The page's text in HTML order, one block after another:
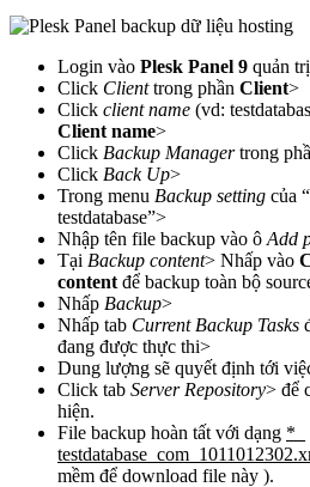
Login vào Plesk Panel 9 quản
Click Clienttrong phần Client>
Click client name (vd:
Client name>
Click Backup Managertrong
Click Back Up>
Trong menu Backup setting của
testdatabase”>
Nhập tên file backup vào ô Add
Tại Backup content> Nhấp vào
content để backup toàn bộ
Nhấp Backup>
Nhấp tab Current Backup Tasks
đang được thực thi>
Dung lượng sẽ quyết định tới
Click tab Server Repository> để
hiện.
File backup hoàn tất với dạng *_
mềm để download file này ).